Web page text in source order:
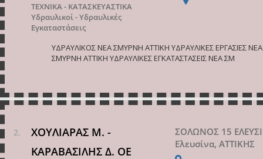
ΤΕΧΝΙΚΑ - ΚΑΤΑΣΚΕΥΑΣΤΙΚΑ
Υδραυλικοί - Υδραυλικές
Εγκαταστάσεις
ΥΔΡΑΥΛΙΚΟΣ ΝΕΑ ΣΜΥΡΝΗ ΑΤΤΙΚΗ ΥΔΡΑΥΛΙΚΕΣ ΕΡΓΑΣΙΕΣ ΝΕΑ
ΣΜΥΡΝΗ ΑΤΤΙΚΗ ΥΔΡΑΥΛΙΚΕΣ ΕΓΚΑΤΑΣΤΑΣΕΙΣ ΝΕΑ ΣΜ
ΧΟΥΛΙΑΡΑΣ Μ. -
ΚΑΡΑΒΑΣΙΛΗΣ Δ. ΟΕ
ΣΟΛΩΝΟΣ 15
Ελευσίνα, ΑΤΤΙΚΗΣ